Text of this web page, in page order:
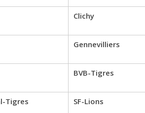
Clichy
Gennevilliers
BVB-Tigres
Tigres SF-Lions